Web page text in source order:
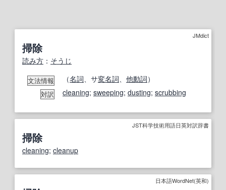
JMdict
掃除
読み方 ： そうじ
文法情報 （名詞、サ変名詞、 他動詞）
対訳 cleaning; sweeping; dusting; scrubbing
JST科学技術用語日英対訳辞書
掃除
cleaning; cleanup
日本語WordNet(英和)